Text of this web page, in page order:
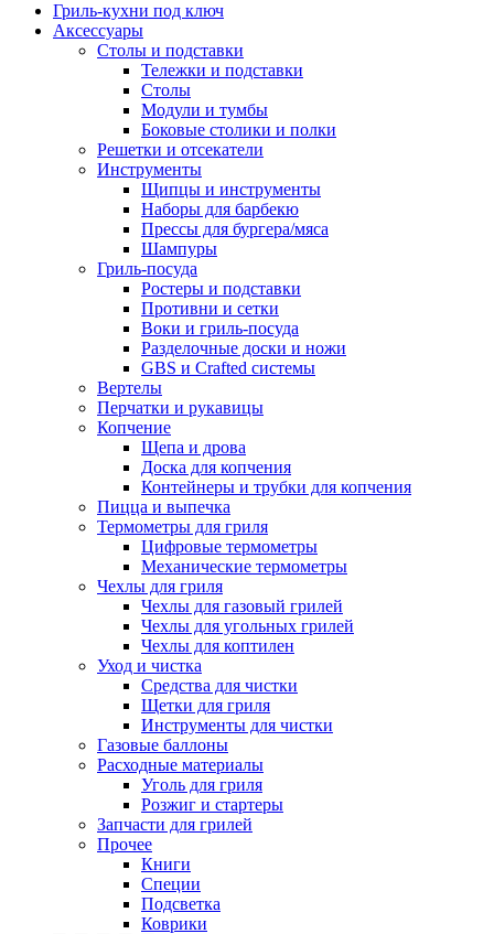
Гриль-кухни под ключ
Аксессуары
Столы и подставки
Тележки и подставки
Столы
Модули и тумбы
Боковые столики и полки
Решетки и отсекатели
Инструменты
Щипцы и инструменты
Наборы для барбекю
Прессы для бургера/мяса
Шампуры
Гриль-посуда
Ростеры и подставки
Противни и сетки
Воки и гриль-посуда
Разделочные доски и ножи
GBS и Crafted системы
Вертелы
Перчатки и рукавицы
Копчение
Щепа и дрова
Доска для копчения
Контейнеры и трубки для копчения
Пицца и выпечка
Термометры для гриля
Цифровые термометры
Механические термометры
Чехлы для гриля
Чехлы для газовый грилей
Чехлы для угольных грилей
Чехлы для коптилен
Уход и чистка
Средства для чистки
Щетки для гриля
Инструменты для чистки
Газовые баллоны
Расходные материалы
Уголь для гриля
Розжиг и стартеры
Запчасти для грилей
Прочее
Книги
Специи
Подсветка
Коврики